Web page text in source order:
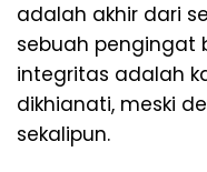
adalah akhir dari
sebuah pengingat
integritas adalah
dikhianati, meski
sekalipun.